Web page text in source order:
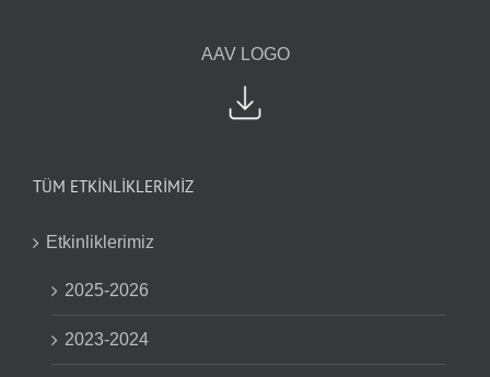
AAV LOGO
TÜM ETKİNLİKLERİMİZ
Etkinliklerimiz
2025-2026
2023-2024